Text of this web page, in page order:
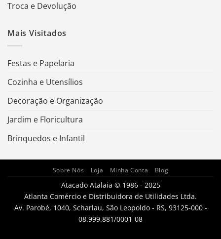
Troca e Devolução
Mais Visitados
Festas e Papelaria
Cozinha e Utensílios
Decoração e Organização
Jardim e Floricultura
Brinquedos e Infantil
Sobre Nós Loja Minha Conta Blog
Atacado Atalaia © 1986 - 2025
Atlanta Comércio e Distribuidora de Utilidades Ltda.
Av. Parobé, 1040, Scharlau, São Leopoldo - RS, 93125-000 -
08.999.881/0001-08